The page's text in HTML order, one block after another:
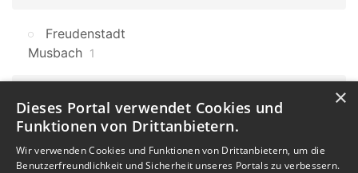
Freudenstadt
Musbach 1
Laufenburg 9
Baden-Württemberg 607 Karlsruhe 7
×
Dieses Portal verwendet Cookies und
Funktionen von Drittanbietern.
Wir verwenden Cookies und Funktionen von Drittanbietern, um die
Benutzerfreundlichkeit und Sicherheit unseres Portals zu verbessern.